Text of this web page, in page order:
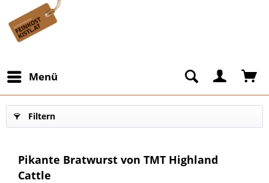
Menü
Filtern
Pikante Bratwurst von TMT Highland
Cattle